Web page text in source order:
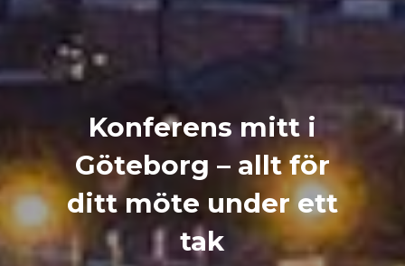
Konferens mitt i
Göteborg – allt för
ditt möte under ett
tak